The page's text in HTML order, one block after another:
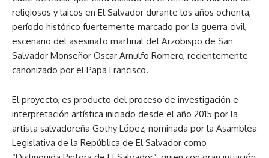
religiosos y laicos en El Salvador durante los años ochenta,
período histórico fuertemente marcado por la guerra civil,
escenario del asesinato martirial del Arzobispo de San
Salvador Monseñor Oscar Arnulfo Romero, recientemente
canonizado por el Papa Francisco.
El proyecto, es producto del proceso de investigación e
interpretación artística iniciado desde el año 2015 por la
artista salvadoreña Gothy López, nominada por la Asamblea
Legislativa de la República de El Salvador como